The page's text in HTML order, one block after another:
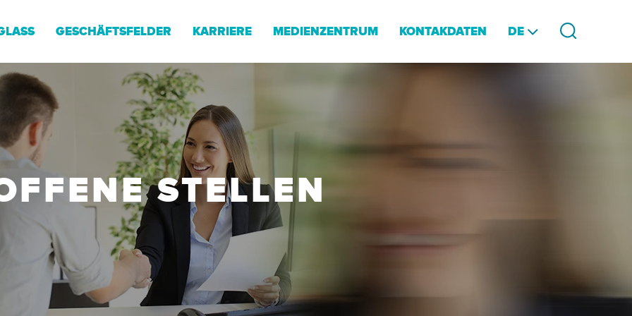
GESCHÄFTSFELDER KARRIERE MEDIENZENTRUM KONTAKDATEN DE
STELLEN